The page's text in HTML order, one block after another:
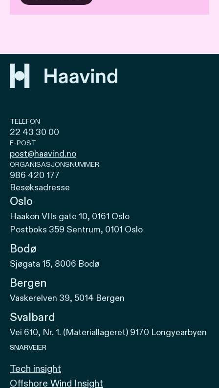
TELEFON
22 43 30 00
E-POST
post@haavind.no
ORGANISASJONSNUMMER
986 420 177
Besøksadresse
Oslo
Haakon VIIs gate 10, 0161 Oslo
Postboks 359 Sentrum, 0101 Oslo
Bodø
Sjøgata 15, 8006 Bodø
Bergen
Vaskerelven 39, 5014 Bergen
Svalbard
Vei 610, Nr. 1. (Materiallageret) 9170 Longyearbyen
SNARVEIER
Tech insight
Offshore Wind Insight